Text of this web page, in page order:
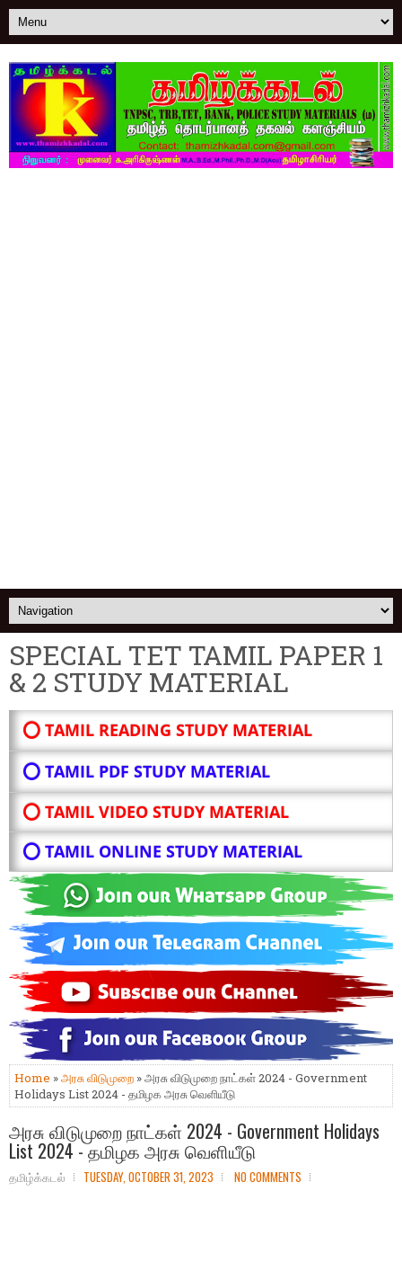
SPECIAL TET TAMIL PAPER 1
& 2 STUDY MATERIAL
⭕ TAMIL READING STUDY MATERIAL
⭕ TAMIL PDF STUDY MATERIAL
⭕ TAMIL VIDEO STUDY MATERIAL
⭕ TAMIL ONLINE STUDY MATERIAL
Home »அரசு விடுமுறை » அரசு விடுமுறை நாட்கள் 2024 - Government
Holidays List 2024 - தமிழக அரசு வெளியீடு
அரசு விடுமுறை நாட்கள் 2024 - Government Holidays
List 2024 - தமிழக அரசு வெளியீடு
தமிழ்க்கடல் TUESDAY, OCTOBER 31, 2023 NO COMMENTS